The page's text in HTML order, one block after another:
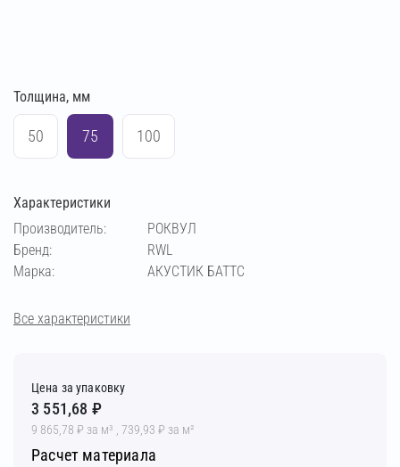
Толщина, мм
50 75 100
Характеристики
Производитель:
РОКВУЛ
Бренд:
RWL
Марка:
АКУСТИК БАТТС
Все характеристики
Цена за упаковку
3 551,68 ₽
9 865,78 ₽ за м³ , 739,93 ₽ за м²
Расчет материала